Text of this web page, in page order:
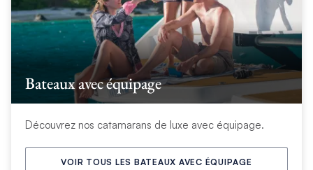
Bateaux avec équipage
Découvrez nos catamarans de luxe avec équipage.
VOIR TOUS LES BATEAUX AVEC ÉQUIPAGE